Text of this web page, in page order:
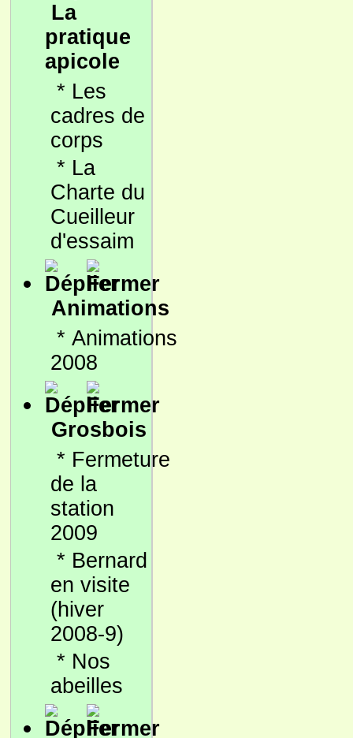
La
pratique
apicole
* Les
cadres de
corps
* La
Charte du
Cueilleur
d'essaim
Animations
* Animations
2008
Grosbois
* Fermeture
de la
station
2009
* Bernard
en visite
(hiver
2008-9)
* Nos
abeilles